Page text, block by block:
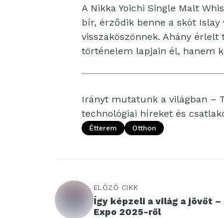
A Nikka Yoichi Single Malt
bír, érződik benne a skót
visszaköszönnek. Ahány
történelem lapjain él, hanem
Irányt mutatunk a világban –
technológiai híreket és
Étterem Otthon
ELŐZŐ CIKK
Így képzeli a világ a jövőt –
Expo 2025-ről